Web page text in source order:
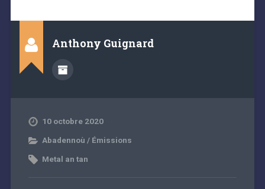
Anthony Guignard
10 octobre 2020
Abadennoù / Émissions
Metal an tan